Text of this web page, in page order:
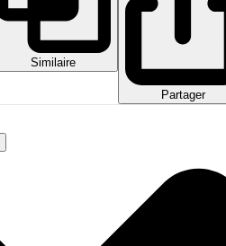
Similaire
Partager